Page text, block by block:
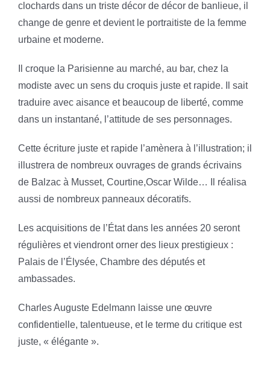
clochards dans un triste décor de décor de banlieue, il
change de genre et devient le portraitiste de la femme
urbaine et moderne.
Il croque la Parisienne au marché, au bar, chez la
modiste avec un sens du croquis juste et rapide. Il sait
traduire avec aisance et beaucoup de liberté, comme
dans un instantané, l’attitude de ses personnages.
Cette écriture juste et rapide l’amènera à l’illustration; il
illustrera de nombreux ouvrages de grands écrivains
de Balzac à Musset, Courtine,Oscar Wilde… Il réalisa
aussi de nombreux panneaux décoratifs.
Les acquisitions de l’État dans les années 20 seront
régulières et viendront orner des lieux prestigieux :
Palais de l’Élysée, Chambre des députés et
ambassades.
Charles Auguste Edelmann laisse une œuvre
confidentielle, talentueuse, et le terme du critique est
juste, « élégante ».